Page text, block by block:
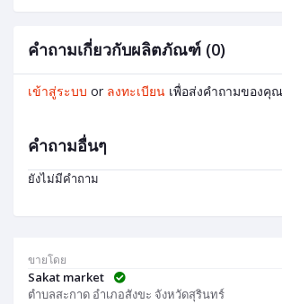
ขายโดย
Sakat market
ตำบลสะกาด อำเภอสังขะ จังหวัดสุรินทร์
คำถามเกี่ยวกับผลิตภัณฑ์ (0)
เข้าสู่ระบบ or ลงทะเบียน เพื่อส่งคำถามของคุ
คำถามอื่นๆ
ยังไม่มีคำถาม